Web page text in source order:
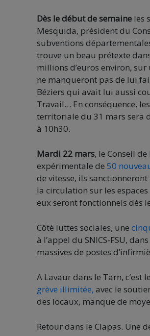
Dès le début de semaine les
Mesquida, président du
subventions
trouve un beau prétexte
millions d’euros environ,
ne manqueront pas de lui
Béziers qui avait lui aussi
Travail… En conséquence,
territoriale du 31 mars sera
à 10h30.
Mardi 22 mars, le Conseil
expérimentale de 50
de vitesse, ils
la circulation sur les
eux seront fonctionnels dès
Côté luttes sociales, une
à l’appel du SNICS-FSU,
massives de postes
A Lavaur dans le Tarn,
grève illimitée, avec le
des locaux, manque de
Retour dans le Clapas. Une